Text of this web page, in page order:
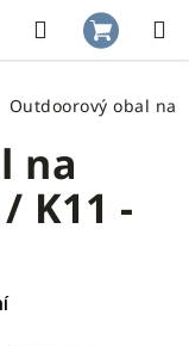
Hledat
KOŠÍK
Outdoorový obal na
na
K11 -